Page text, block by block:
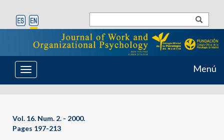
Toggle
navigation
Menú
Vol. 16. Num. 2. - 2000.
Pages 197-213